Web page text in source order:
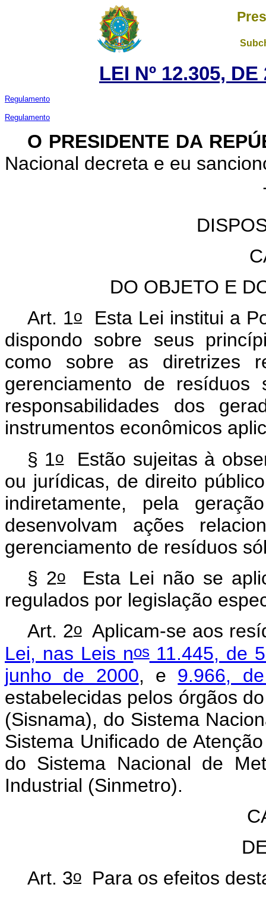
LEI Nº 12.305,
Regulamento
Regulamento
O PRESIDENTE DA
Nacional decreta e eu
DO OBJETO E
Art. 1oEsta Lei institui a
dispondo sobre seus
como sobre as diretrizes
gerenciamento de
responsabilidades dos
instrumentos econômicos
§ 1oEstão sujeitas à
ou jurídicas, de direito
indiretamente, pela
desenvolvam ações
gerenciamento de resíduos
§ 2oEsta Lei não se
regulados por legislação
Art. 2oAplicam-se aos
Lei, nas Leis nos11.445, de
junho de 2000, e 9.966,
estabelecidas pelos órgãos
(Sisnama), do Sistema
Sistema Unificado de
do Sistema Nacional de
Industrial (Sinmetro).
Art. 3o Para os efeitos